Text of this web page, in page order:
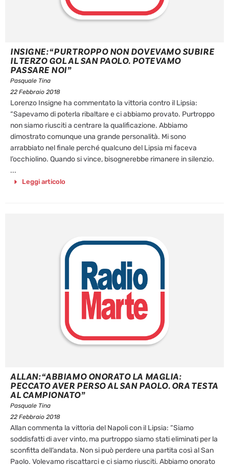
INSIGNE: “PURTROPPO NON DOVEVAMO SUBIRE
IL TERZO GOL AL SAN PAOLO. POTEVAMO
PASSARE NOI”
Pasquale Tina
22 Febbraio 2018
Lorenzo Insigne ha commentato la vittoria contro il Lipsia:
“Sapevamo di poterla ribaltare e ci abbiamo provato. Purtroppo
non siamo riusciti a centrare la qualificazione. Abbiamo
dimostrato comunque una grande personalità. Mi sono
arrabbiato nel finale perché qualcuno del Lipsia mi faceva
l’occhiolino. Quando si vince, bisognerebbe rimanere in silenzio.
...
Leggi articolo
ALLAN: “ABBIAMO ONORATO LA MAGLIA:
PECCATO AVER PERSO AL SAN PAOLO. ORA TESTA
AL CAMPIONATO”
Pasquale Tina
22 Febbraio 2018
Allan commenta la vittoria del Napoli con il Lipsia: “Siamo
soddisfatti di aver vinto, ma purtroppo siamo stati eliminati per la
sconfitta dell’andata. Non si può perdere una partita così al San
Paolo. Volevamo riscattarci e ci siamo riusciti. Abbiamo onorato